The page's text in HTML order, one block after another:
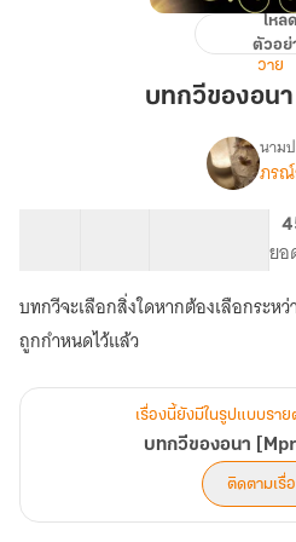
ขอ
[Mpreg]
โหลด
ตัวอย่
วาย
บทกวีของอน
เรื่อ
กวี
ขอ
งอ
นาม
ภร
ยอ
บทกวีจะเลือกสิ่งใดหากต้องเลือกระห
ถูกกำหนดไว้แล้ว
เรื่องนี้ยังมีในรูปแบบรา
บทกวีของอนา
ติดตามเรื่